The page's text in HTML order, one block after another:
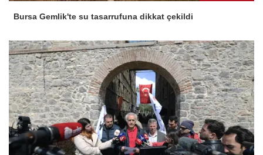
Bursa Gemlik'te su tasarrufuna dikkat çekildi